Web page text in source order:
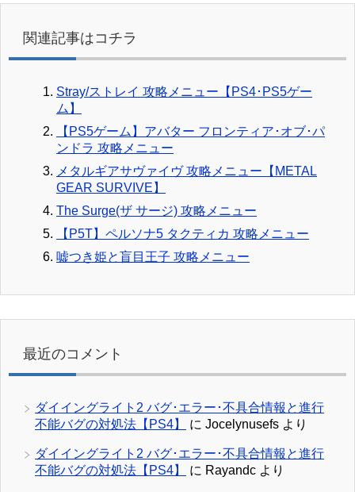
関連記事はコチラ
Stray/ストレイ 攻略メニュー【PS4･PS5ゲー
ム】
【PS5ゲーム】アバター フロンティア･オブ･パ
ンドラ 攻略メニュー
メタルギアサヴァイヴ 攻略メニュー【METAL
GEAR SURVIVE】
The Surge(ザ サージ) 攻略メニュー
【P5T】ペルソナ5 タクティカ 攻略メニュー
嘘つき姫と盲目王子 攻略メニュー
最近のコメント
ダイイングライト2 バグ･エラー･不具合情報と進行
不能バグの対処法【PS4】
に Jocelynusefs より
ダイイングライト2 バグ･エラー･不具合情報と進行
不能バグの対処法【PS4】
に Rayandc より